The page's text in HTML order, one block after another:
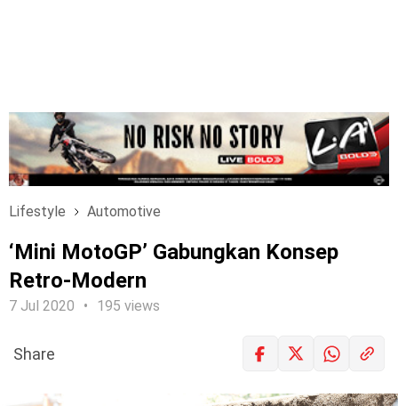
Lifestyle Automotive
‘Mini MotoGP’ Gabungkan Konsep
Retro-Modern
7 Jul 2020 195 views
Share